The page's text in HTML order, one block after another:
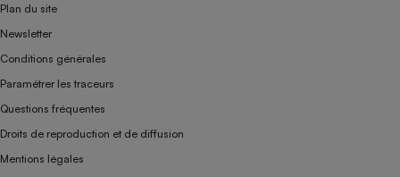
Plan du site
Newsletter
Conditions générales
Paramétrer les traceurs
Questions fréquentes
Droits de reproduction et de diffusion
Mentions légales